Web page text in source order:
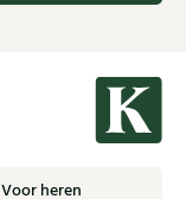
Voor heren